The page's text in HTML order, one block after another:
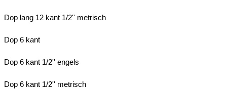
Dop lang 12 kant 1/2'' metrisch
Dop 6 kant
Dop 6 kant 1/2'' engels
Dop 6 kant 1/2'' metrisch